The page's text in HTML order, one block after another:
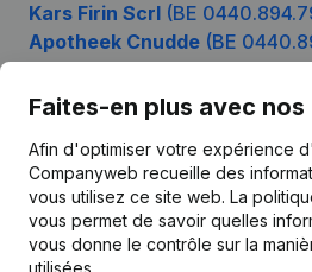
Kars Firin Scrl (BE
Apotheek Cnudde (BE
Faites-en plus avec nos
Afin d'optimiser votre expérience
Companyweb recueille des
vous utilisez ce site web. La
vous permet de savoir quelles
vous donne le contrôle sur la
utilisées.
Français